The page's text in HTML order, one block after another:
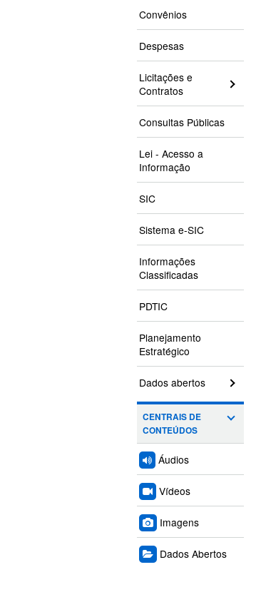
Convênios
Despesas
Licitações e
Contratos
Consultas Públicas
Lei - Acesso a
Informação
SIC
Sistema e-SIC
Informações
Classificadas
PDTIC
Planejamento
Estratégico
Dados abertos
CENTRAIS DE
CONTEÚDOS
Áudios
Vídeos
Imagens
Dados Abertos